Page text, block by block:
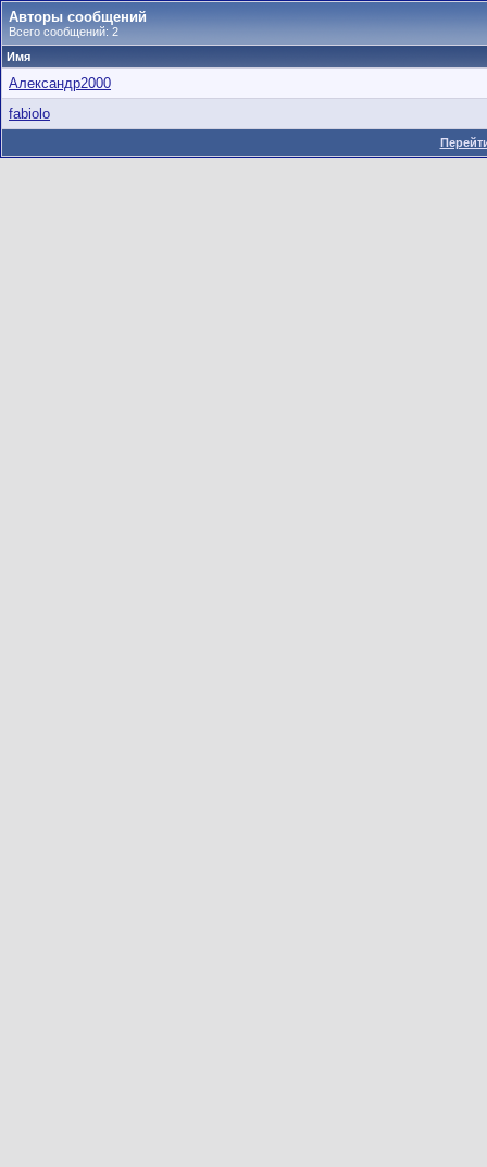
Авторы сообщений
Всего сообщений: 2
Имя
Александр2000
fabiolo